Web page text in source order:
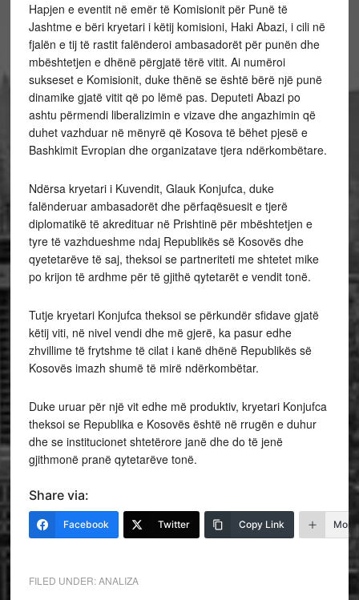
Hapjen e eventit në emër të Komisionit për Punë të
Jashtme e bëri kryetari i këtij komisioni, Haki Abazi, i cili në
fjalën e tij të rastit falënderoi ambasadorët për punën dhe
mbështetjen e dhënë përgjatë tërë vitit. Ai numëroi
sukseset e Komisionit, duke thënë se është bërë një punë
dinamike gjatë vitit që po lëmë pas. Deputeti Abazi po
ashtu përmendi liberalizimin e vizave dhe angazhimin që
duhet vazhduar në mënyrë që Kosova të bëhet pjesë e
Bashkimit Evropian dhe organizatave tjera ndërkombëtare.
Ndërsa kryetari i Kuvendit, Glauk Konjufca, duke
falënderuar ambasadorët dhe përfaqësuesit e tjerë
diplomatikë të akredituar në Prishtinë për mbështetjen e
tyre të vazhdueshme ndaj Republikës së Kosovës dhe
qyetetarëve të saj, theksoi se partneriteti me shtetet mike
po krijon të ardhme për të gjithë qytetarët e vendit tonë.
Tutje kryetari Konjufca theksoi se përkundër sfidave gjatë
këtij viti, në nivel vendi dhe më gjerë, ka pasur edhe
zhvillime të frytshme të cilat i kanë dhënë Republikës së
Kosovës imazh shumë të mirë ndërkombëtar.
Duke uruar për një vit edhe më produktiv, kryetari Konjufca
theksoi se Republika e Kosovës është në rrugën e duhur
dhe se institucionet shtetërore janë dhe do të jenë
gjithmonë pranë qytetarëve tonë.
Share via:
Facebook Twitter Copy Link More
FILED UNDER:ANALIZA